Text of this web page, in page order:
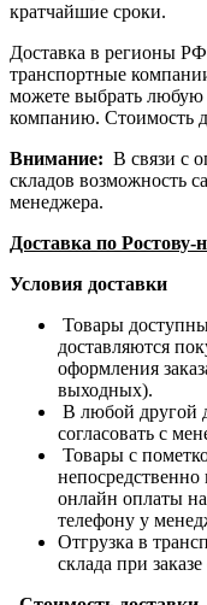
кратчайшие сроки.
Доставка в регионы
транспортные
можете выбрать
компанию. Стоимость
Внимание: В связи с
складов возможность
менеджера.
Доставка по Ростову-
Условия доставки
Товары
доставляются
оформления
выходных).
В любой другой
согласовать с
Товары с
онлайн оплаты
телефону у
Отгрузка в
склада при